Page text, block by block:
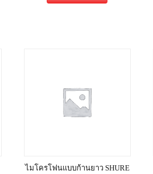
ไมโครโฟนแบบก้านยาว SHURE